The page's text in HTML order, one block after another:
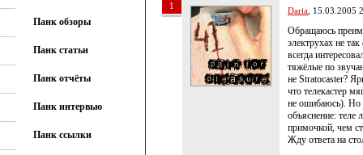
Панк обзоры
Панк статьи
Панк отчёты
Панк интервью
Панк ссылки
1 Daria , 15.03.2005
Обращаюсь
электрухах не
всегда
тяжёлые по
не Stratocaster?
что телекастер
не ошибаюсь). Но
объяснение: теле
примочкой, чем
Жду ответа на